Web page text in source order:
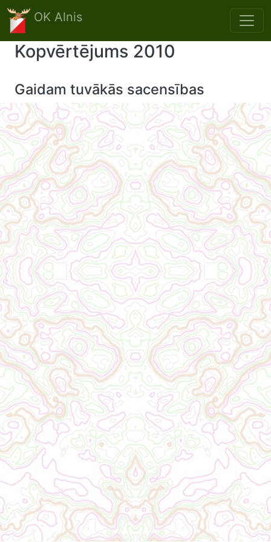
Skip to main content
OK Alnis
Kopvērtējums 2010
Gaidam tuvākās sacensības